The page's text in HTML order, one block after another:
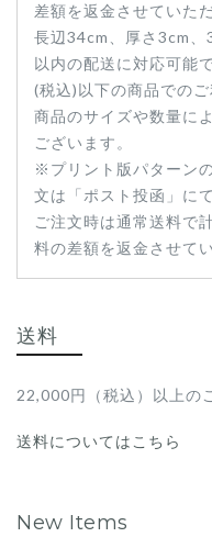
差額を返金させていた
長辺34cm、厚さ3cm、
以内の配送に対応可能
(税込)以下の商品での
商品のサイズや数量に
ございます。
※プリント版パターン
文は「ポスト投函」に
ご注文時は通常送料で
料の差額を返金させて
送料
22,000円（税込）以上の
送料についてはこちら
New Items